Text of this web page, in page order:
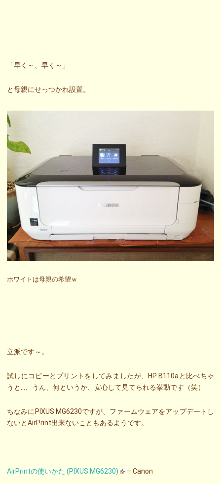
「早く～、早く～」
と母親にせっつかれ設置。
ホワイトは母親の希望ｗ
立派です～。
試しにコピーとプリントをしてみましたが、HP B110aと比べちゃ
うと…、うん、何というか、安心して見てられる挙動です（笑）
ちなみにPIXUS MG6230ですが、ファームウェアをアップデートし
ないとAirPrint出来ないこともあるようです。
AirPrintの使いかた (PIXUS MG6230) – Canon